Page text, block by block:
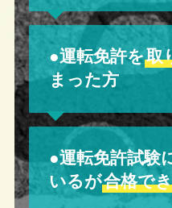
●運転免許を取
まった方
●運転免許試験
いるが合格で